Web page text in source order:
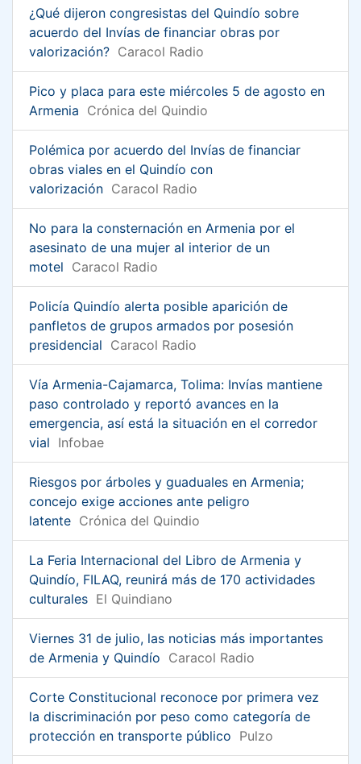
¿Qué dijeron congresistas del Quindío sobre
acuerdo del Invías de financiar obras por
valorización? Caracol Radio
Pico y placa para este miércoles 5 de agosto en
Armenia Crónica del Quindio
Polémica por acuerdo del Invías de financiar
obras viales en el Quindío con
valorización Caracol Radio
No para la consternación en Armenia por el
asesinato de una mujer al interior de un
motel Caracol Radio
Policía Quindío alerta posible aparición de
panfletos de grupos armados por posesión
presidencial Caracol Radio
Vía Armenia-Cajamarca, Tolima: Invías mantiene
paso controlado y reportó avances en la
emergencia, así está la situación en el corredor
vial Infobae
Riesgos por árboles y guaduales en Armenia;
concejo exige acciones ante peligro
latente Crónica del Quindio
La Feria Internacional del Libro de Armenia y
Quindío, FILAQ, reunirá más de 170 actividades
culturales El Quindiano
Viernes 31 de julio, las noticias más importantes
de Armenia y Quindío Caracol Radio
Corte Constitucional reconoce por primera vez
la discriminación por peso como categoría de
protección en transporte público Pulzo